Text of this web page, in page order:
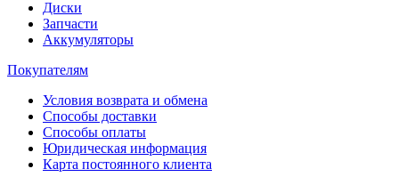
Диски
Запчасти
Аккумуляторы
Покупателям
Условия возврата и обмена
Способы доставки
Способы оплаты
Юридическая информация
Карта постоянного клиента